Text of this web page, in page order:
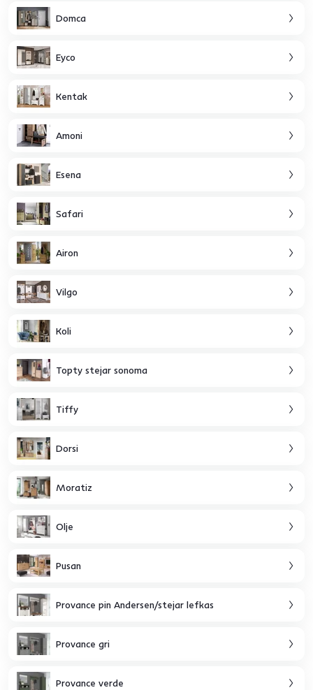
Domca
Eyco
Kentak
Amoni
Esena
Safari
Airon
Vilgo
Koli
Topty stejar sonoma
Tiffy
Dorsi
Moratiz
Olje
Pusan
Provance pin Andersen/stejar lefkas
Provance gri
Provance verde